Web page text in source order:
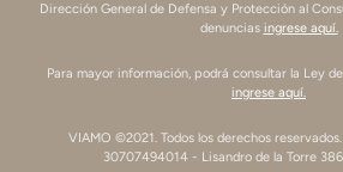
Dirección General de Defensa y Protección al
denuncias ingrese aquí.
Para mayor información, podrá consultar la Ley
ingrese aquí.
VIAMO ©2021. Todos los derechos
30707494014 - Lisandro de la Torre